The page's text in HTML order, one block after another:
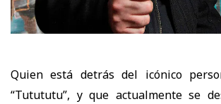
Quien está detrás del icónico
“Tutututu”, y que actualmente se